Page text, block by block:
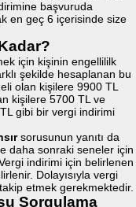
başvuruda
en geç 6 içerisinde size
için kişinin engellililk
şekilde hesaplanan bu
olan kişilere 9900 TL
kişilere 5700 TL ve
gibi bir vergi indirimi
sorusunun yanıtı da
daha sonraki seneler için
indirimi için belirlenen
Dolayısıyla vergi
etmek gerekmektedir.
Sorgulama